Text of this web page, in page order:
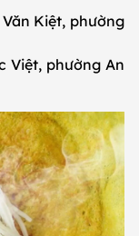
Kiệt, phường
Việt, phường An